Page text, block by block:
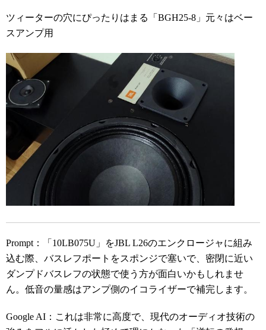
ツィーターの穴にぴったりはまる「BGH25-8」元々はベー
スアンプ用
Prompt：「10LB075U」をJBL L26のエンクロージャに組み
込む際、バスレフポートをスポンジで塞いで、密閉に近い
ダンプドバスレフの状態で使う方が面白いかもしれませ
ん。低音の量感はアンプ側のイコライザーで補完します。
Google AI：これは非常に高度で、現代のオーディオ技術の